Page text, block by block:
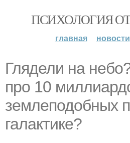
ПСИХОЛОГИЯ
главная новости
Глядели на
про 10
землеподобных
галактике?